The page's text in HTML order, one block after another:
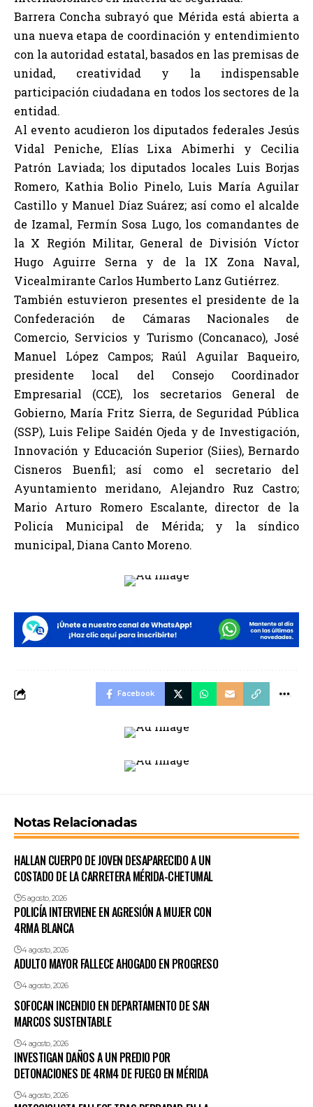
Barrera Concha subrayó que Mérida está abierta a
una nueva etapa de coordinación y entendimiento
con la autoridad estatal, basados en las premisas de
unidad, creatividad y la indispensable
participación ciudadana en todos los sectores de la
entidad.
Al evento acudieron los diputados federales Jesús
Vidal Peniche, Elías Lixa Abimerhi y Cecilia
Patrón Laviada; los diputados locales Luis Borjas
Romero, Kathia Bolio Pinelo, Luis María Aguilar
Castillo y Manuel Díaz Suárez; así como el alcalde
de Izamal, Fermín Sosa Lugo, los comandantes de
la X Región Militar, General de División Víctor
Hugo Aguirre Serna y de la IX Zona Naval,
Vicealmirante Carlos Humberto Lanz Gutiérrez.
También estuvieron presentes el presidente de la
Confederación de Cámaras Nacionales de
Comercio, Servicios y Turismo (Concanaco), José
Manuel López Campos; Raúl Aguilar Baqueiro,
presidente local del Consejo Coordinador
Empresarial (CCE), los secretarios General de
Gobierno, María Fritz Sierra, de Seguridad Pública
(SSP), Luis Felipe Saidén Ojeda y de Investigación,
Innovación y Educación Superior (Siies), Bernardo
Cisneros Buenfil; así como el secretario del
Ayuntamiento meridano, Alejandro Ruz Castro;
Mario Arturo Romero Escalante, director de la
Policía Municipal de Mérida; y la síndico
municipal, Diana Canto Moreno.
Facebook
Notas Relacionadas
HALLAN CUERPO DE JOVEN DESAPARECIDO A UN
COSTADO DE LA CARRETERA MÉRIDA-CHETUMAL
5 agosto, 2026
POLICÍA INTERVIENE EN AGRESIÓN A MUJER CON
4RMA BLANCA
4 agosto, 2026
ADULTO MAYOR FALLECE AHOGADO EN PROGRESO
4 agosto, 2026
SOFOCAN INCENDIO EN DEPARTAMENTO DE SAN
MARCOS SUSTENTABLE
4 agosto, 2026
INVESTIGAN DAÑOS A UN PREDIO POR
DETONACIONES DE 4RM4 DE FUEGO EN MÉRIDA
4 agosto, 2026